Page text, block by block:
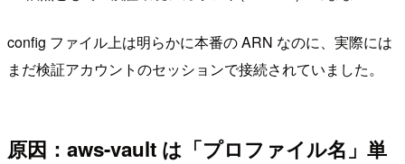
config ファイル上は明らかに本番の ARN なのに、実際には
まだ検証アカウントのセッションで接続されていました。
原因：aws-vault は「プロファイル名」単